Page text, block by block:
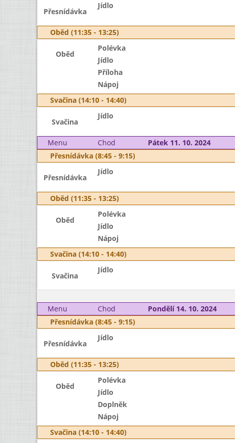
Přesnídávka
Jídlo
Oběd (11:35 - 13:25)
Oběd
Polévka
Jídlo
Příloha
Nápoj
Svačina (14:10 - 14:40)
Svačina
Jídlo
Menu Chod Pátek 11. 10. 2024
Přesnídávka (8:45 - 9:15)
Přesnídávka
Jídlo
Oběd (11:35 - 13:25)
Oběd
Polévka
Jídlo
Nápoj
Svačina (14:10 - 14:40)
Svačina
Jídlo
Menu
Chod Pondělí 14. 10. 2024
Přesnídávka (8:45 - 9:15)
Přesnídávka
Jídlo
Oběd (11:35 - 13:25)
Oběd
Polévka
Jídlo
Doplněk
Nápoj
Svačina (14:10 - 14:40)